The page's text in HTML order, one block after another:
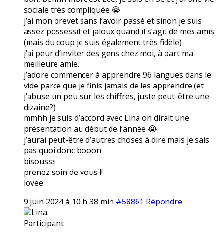
sociale très compliquée 😭
j’ai mon brevet sans l’avoir passé et sinon je suis
assez possessif et jaloux quand il s’agit de mes amis
(mais du coup je suis également très fidèle)
j’ai peur d’inviter des gens chez moi, à part ma
meilleure amie.
j’adore commencer à apprendre 96 langues dans le
vide parce que je finis jamais de les apprendre (et
j’abuse un peu sur les chiffres, juste peut-être une
dizaine?)
mmhh je suis d’accord avec Lina on dirait une
présentation au début de l’année 😭
j’aurai peut-être d’autres choses à dire mais je sais
pas quoi donc booon
bisousss
prenez soin de vous !!
lovee
9 juin 2024 à 10 h 38 min #58861 Répondre
Lina.
Participant